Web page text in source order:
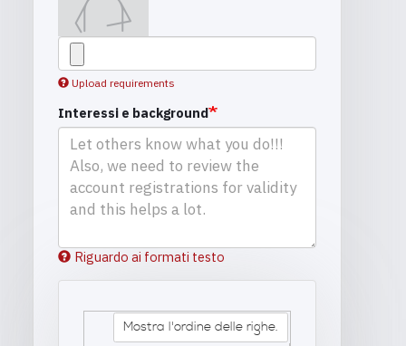
Upload requirements
Interessi e background
Riguardo ai formati testo
Mostra l'ordine delle righe.